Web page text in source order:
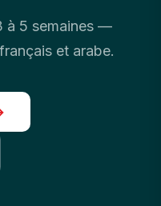
à 5 semaines —
et arabe.